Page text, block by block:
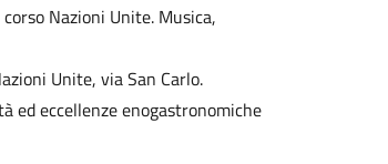
Nazioni Unite. Musica,
Unite, via San Carlo.
ed eccellenze enogastronomiche